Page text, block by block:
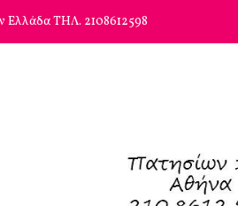
Ελλάδα ΤΗΛ. 2108612598